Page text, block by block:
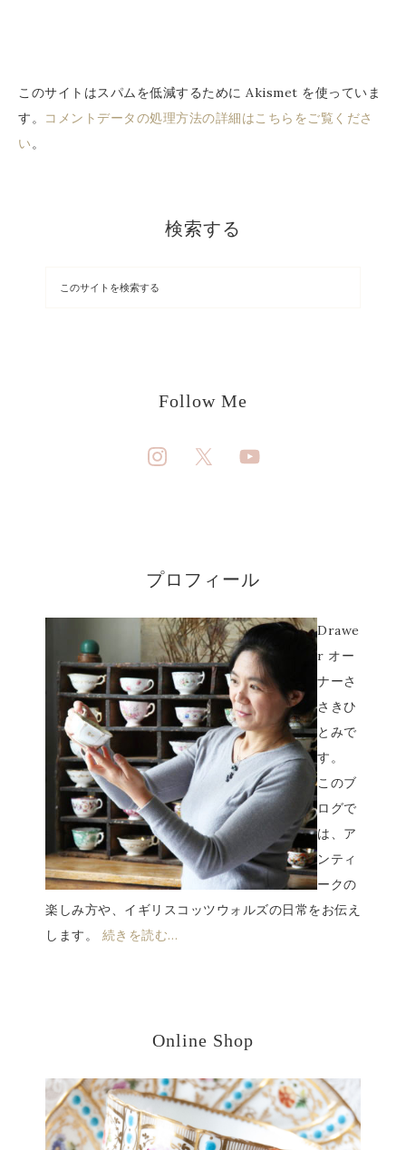
このサイトはスパムを低減するために Akismet を使っていま
す。
コメントデータの処理方法の詳細はこちらをご覧くださ
い。
検索する
Follow Me
プロフィール
Drawe
r オー
ナーさ
さきひ
とみで
す。
このブ
ログで
は、ア
ンティ
ークの
楽しみ方や、イギリスコッツウォルズの日常をお伝え
します。 続きを読む…
Online Shop